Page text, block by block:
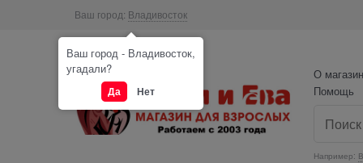
Ваш город: Владивосток
О
Помощь
Например:
Ваш город - Владивосток,
угадали?
Да Нет